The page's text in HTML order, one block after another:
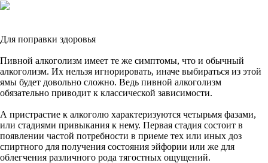
Для поправки здоровья
Пивной алкоголизм имеет те же симптомы, что и обычный
алкоголизм. Их нельзя игнорировать, иначе выбираться из этой
ямы будет довольно сложно. Ведь пивной алкоголизм
обязательно приводит к классической зависимости.
А пристрастие к алкоголю характеризуются четырьмя фазами,
или стадиями привыкания к нему. Первая стадия состоит в
появлении частой потребности в приеме тех или иных доз
спиртного для получения состояния эйфории или же для
облегчения различного рода тягостных ощущений.